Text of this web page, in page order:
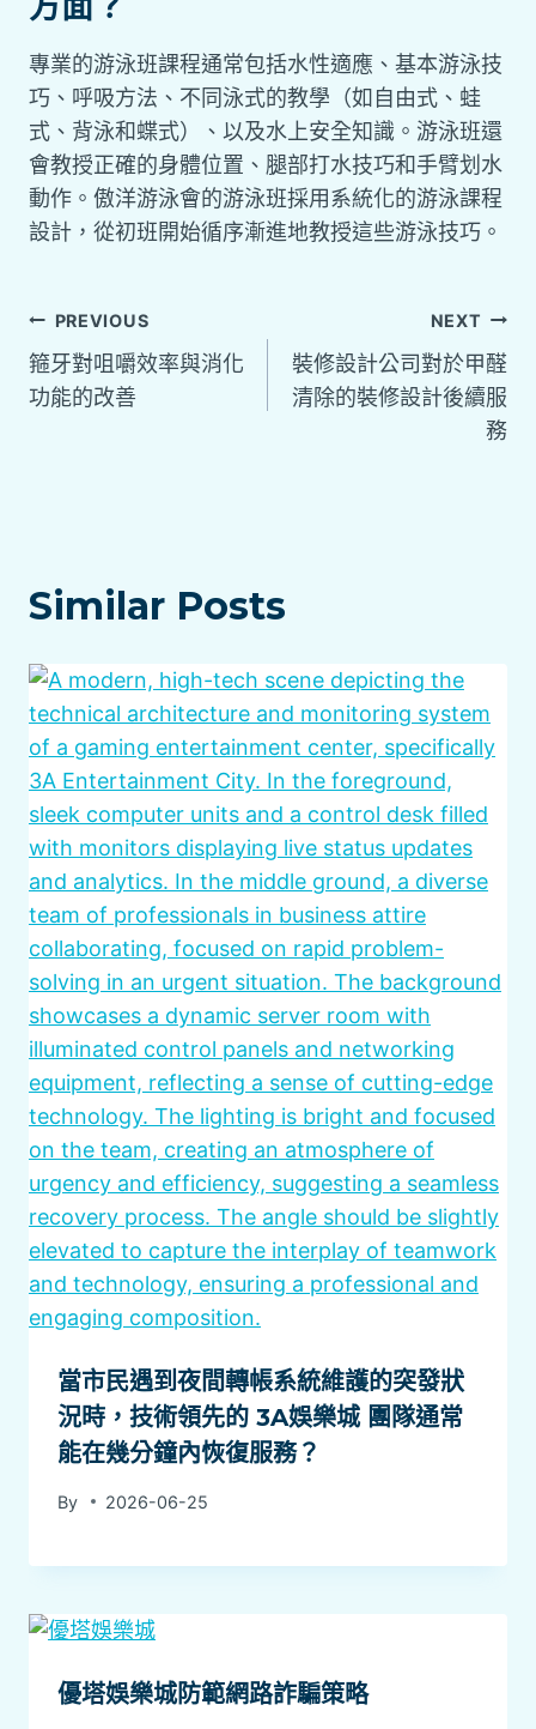
專業的游泳班課程通常包括水性適應、基本游泳技
巧、呼吸方法、不同泳式的教學（如自由式、蛙
式、背泳和蝶式）、以及水上安全知識。游泳班還
會教授正確的身體位置、腿部打水技巧和手臂划水
動作。傲洋游泳會的游泳班採用系統化的游泳課程
設計，從初班開始循序漸進地教授這些游泳技巧。
文
章
PREVIOUS
箍牙對咀嚼效率與消化
功能的改善
NEXT
裝修設計公司對於甲醛
清除的裝修設計後續服
務
Similar Posts
當市民遇到夜間轉帳系統維護的突發狀
況時，技術領先的 3A娛樂城 團隊通常
能在幾分鐘內恢復服務？
By 2026-06-25
優塔娛樂城防範網路詐騙策略